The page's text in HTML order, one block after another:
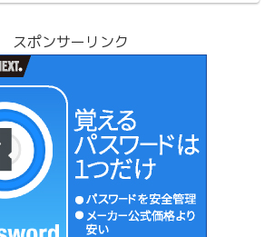
スポンサーリンク